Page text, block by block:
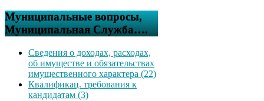
Муниципальные вопросы,
Муниципальная Служба….
Сведения о доходах, расходах,
об имуществе и обязательствах
имущественного характера (22)
Квалификац. требования к
кандидатам (3)